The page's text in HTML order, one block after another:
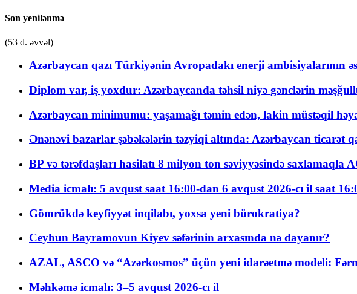
Son yenilənmə
(53 d. əvvəl)
Azərbaycan qazı Türkiyənin Avropadakı enerji ambisiyalarının
Diplom var, iş yoxdur: Azərbaycanda təhsil niyə gənclərin
Azərbaycan minimumu: yaşamağı təmin edən, lakin müstəqil
Ənənəvi bazarlar şəbəkələrin təzyiqi altında: Azərbaycan ticarət
BP və tərəfdaşları hasilatı 8 milyon ton səviyyəsində saxlamaqla
Media icmalı: 5 avqust saat 16:00-dan 6 avqust 2026-cı il saat
Gömrükdə keyfiyyət inqilabı, yoxsa yeni bürokratiya?
Ceyhun Bayramovun Kiyev səfərinin arxasında nə dayanır?
AZAL, ASCO və “Azərkosmos” üçün yeni idarəetmə modeli:
Məhkəmə icmalı: 3–5 avqust 2026-cı il